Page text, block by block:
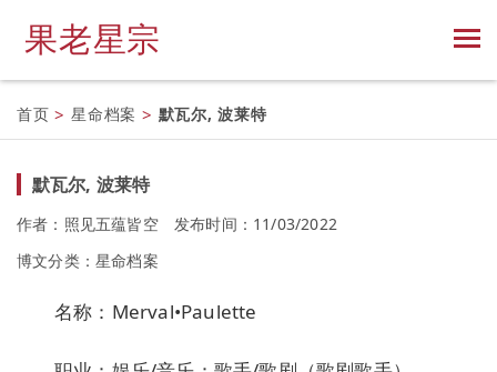
果老星宗
首页 > 星命档案 > 默瓦尔, 波莱特
默瓦尔, 波莱特
作者：照见五蕴皆空
发布时间：11/03/2022
博文分类： 星命档案
名称：Merval•Paulette